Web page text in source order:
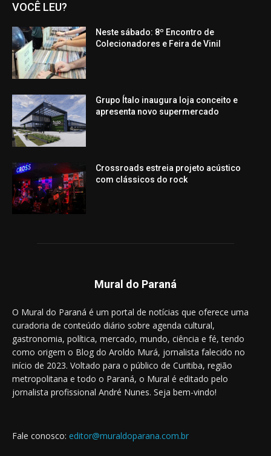
VOCÊ LEU?
Neste sábado: 8º Encontro de
Colecionadores e Feira de Vinil
Grupo Ítalo inaugura loja conceito e
apresenta novo supermercado
Crossroads estreia projeto acústico
com clássicos do rock
Mural do Paraná
O Mural do Paraná é um portal de notícias que oferece uma
curadoria de conteúdo diário sobre agenda cultural,
gastronomia, política, mercado, mundo, ciência e fé, tendo
como origem o Blog do Aroldo Murá, jornalista falecido no
início de 2023. Voltado para o público de Curitiba, região
metropolitana e todo o Paraná, o Mural é editado pelo
jornalista profissional André Nunes. Seja bem-vindo!
Fale conosco: editor@muraldoparana.com.br